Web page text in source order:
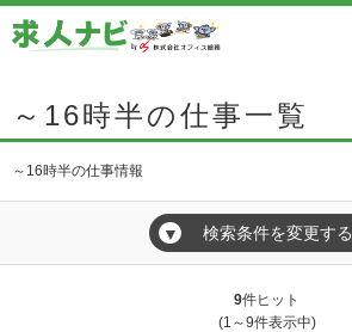
～16時半の仕事一覧
～16時半の仕事情報
▼ 検索条件を変更する
9件ヒット
(1～9件表示中)